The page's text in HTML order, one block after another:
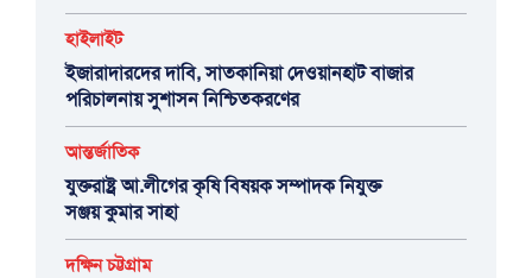
হাইলাইট
ইজারাদারদের দাবি, সাতকানিয়া দেওয়ানহাট বাজার
পরিচালনায় সুশাসন নিশ্চিতকরণের
আন্তর্জাতিক
যুক্তরাষ্ট্র আ.লীগের কৃষি বিষয়ক সম্পাদক নিযুক্ত
সঞ্জয় কুমার সাহা
দক্ষিন চট্টগ্রাম